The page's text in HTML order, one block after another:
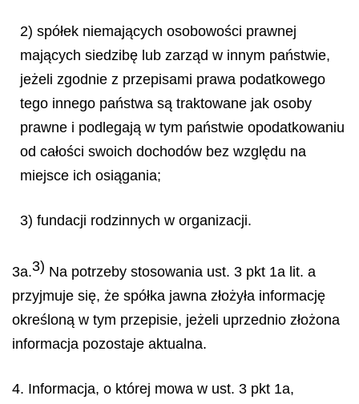
2) spółek niemających osobowości prawnej
mających siedzibę lub zarząd w innym państwie,
jeżeli zgodnie z przepisami prawa podatkowego
tego innego państwa są traktowane jak osoby
prawne i podlegają w tym państwie opodatkowaniu
od całości swoich dochodów bez względu na
miejsce ich osiągania;
3) fundacji rodzinnych w organizacji.
3a.3) Na potrzeby stosowania ust. 3 pkt 1a lit. a
przyjmuje się, że spółka jawna złożyła informację
określoną w tym przepisie, jeżeli uprzednio złożona
informacja pozostaje aktualna.
4. Informacja, o której mowa w ust. 3 pkt 1a,